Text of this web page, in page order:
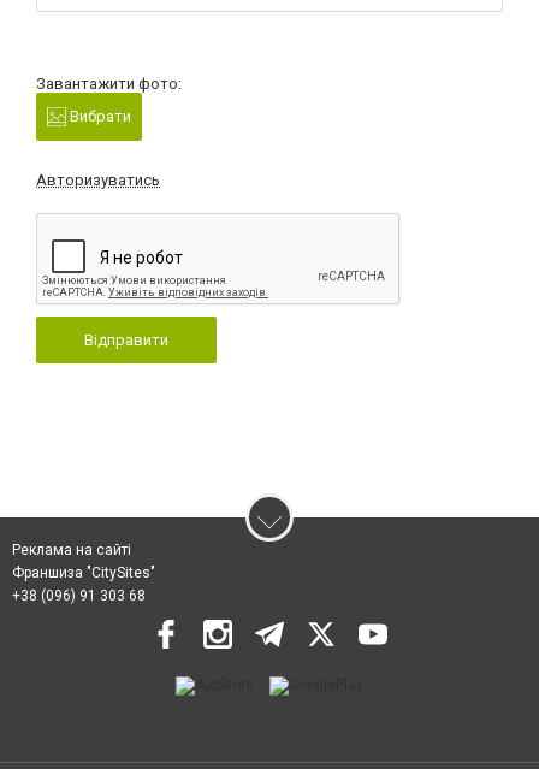
Завантажити фото:
Вибрати
Авторизуватись
Відправити
Реклама на сайті
Франшиза "CitySites"
+38 (096) 91 303 68